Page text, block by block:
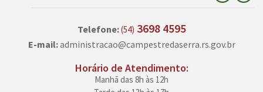
Telefone:(54) 3698 4595
E-mail:administracao@campestredaserra.rs.gov.br
Horário de Atendimento:
Manhã das 8h às 12h